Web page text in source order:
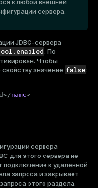
к любой внешней
сервера.
JDBC-сервера
. По
Чтобы
значение false:
</name>
сервера
для этого сервера не
подключение к удаленной
запроса и закрывает
этого раздела.